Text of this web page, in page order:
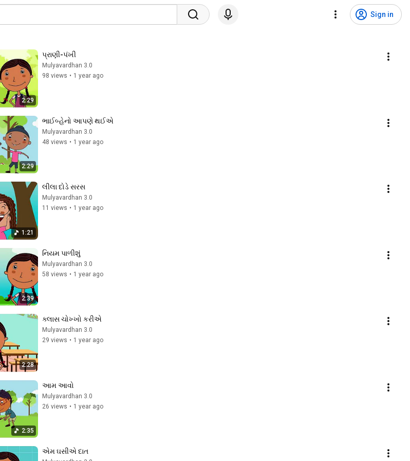
Sign in
2:29
પ્રાણી-પંખી
Mulyavardhan 3.0
98 views • 1 year ago
2:29
ભાઈબ્હેનો આપણે થઈએ
Mulyavardhan 3.0
48 views • 1 year ago
1:21
લીલા દોડે સરસ
Mulyavardhan 3.0
11 views • 1 year ago
2:39
નિયમ પાળીશું
Mulyavardhan 3.0
58 views • 1 year ago
2:28
ક્લાસ ચોખ્ખો કરીએ
Mulyavardhan 3.0
29 views • 1 year ago
2:35
આમ આવો
Mulyavardhan 3.0
26 views • 1 year ago
એમ ઘસીએ દાત